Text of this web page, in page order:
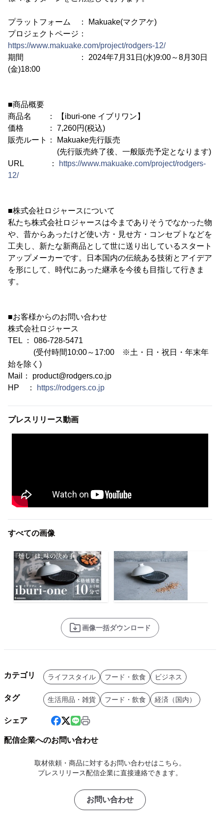
プラットフォーム ： Makuake(マクアケ)
プロジェクトページ：
https://www.makuake.com/project/rodgers-12/
期間 ： 2024年7月31日(水)9:00～8月30日
(金)18:00
■商品概要
商品名 ： 【iburi-one イブリワン】
価格 ： 7,260円(税込)
販売ルート： Makuake先行販売
(先行販売終了後、一般販売予定となります)
URL ：
https://www.makuake.com/project/rodgers-
12/
■株式会社ロジャースについて
私たち株式会社ロジャースは今までありそうでなかった物
や、昔からあったけど使い方・見せ方・コンセプトなどを
工夫し、新たな新商品として世に送り出しているスタート
アップメーカーです。日本国内の伝統ある技術とアイデア
を形にして、時代にあった継承を今後も目指して行きま
す。
■お客様からのお問い合わせ
株式会社ロジャース
TEL ： 086-728-5471
(受付時間10:00～17:00 ※土・日・祝日・年末年
始を除く)
Mail： product@rodgers.co.jp
HP ：
https://rodgers.co.jp
プレスリリース動画
すべての画像
画像一括ダウンロード
カテゴリ ライフスタイル フード・飲食 ビジネス
タグ 生活用品・雑貨 フード・飲食 経済（国内）
シェア
配信企業へのお問い合わせ
取材依頼・商品に対するお問い合わせはこちら。
プレスリリース配信企業に直接連絡できます。
お問い合わせ